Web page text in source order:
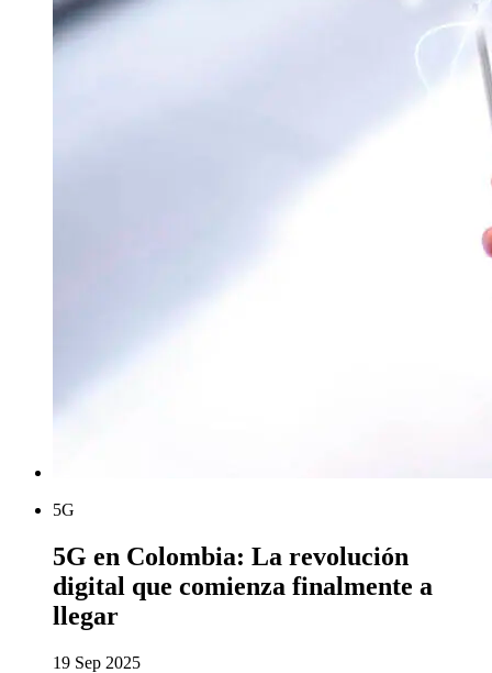
5G
5G en Colombia: La revolución
digital que comienza finalmente a
llegar
19 Sep 2025